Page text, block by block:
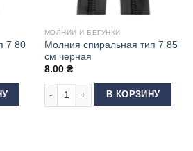
7 80
спиральная тип 7 80 см черная
МОЛНИИ И БЕГУНКИ
Молния спиральная тип 7 85
см черная
8.00 ₴
Количество товара Молния
В КОРЗИНУ